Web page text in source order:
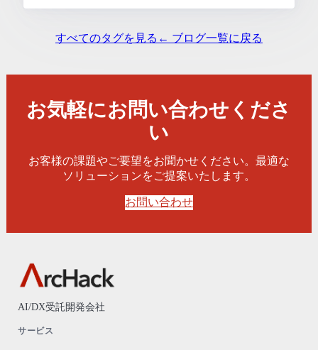
すべてのタグを見る ← ブログ一覧に戻る
お気軽にお問い合わせくださ
い
お客様の課題やご要望をお聞かせください。最適な
ソリューションをご提案いたします。
お問い合わせ
AI/DX受託開発会社
サービス